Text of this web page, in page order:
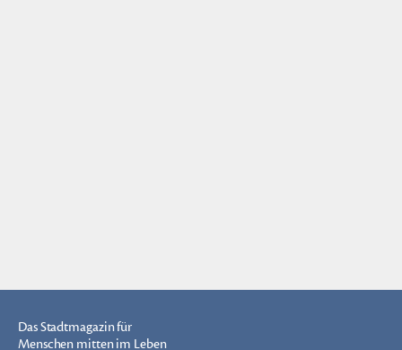
Das Stadtmagazin für
Menschen mitten im Leben